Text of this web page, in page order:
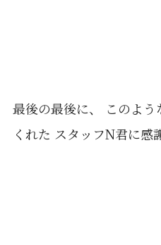
最後の最後に、 このよ
くれた スタッフN君に感